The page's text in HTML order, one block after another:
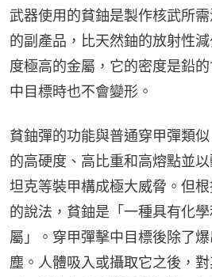
武器使用的貧鈾是製作核武所
的副產品，比天然鈾的放射性
度極高的金屬，它的密度是鉛
中目標時也不會變形。
貧鈾彈的功能與普通穿甲彈類
的高硬度、高比重和高熔點並
坦克等裝甲構成極大威脅。但
的說法，貧鈾是「一種具有化
屬」。穿甲彈擊中目標後除了
塵。人體吸入或攝取它之後，